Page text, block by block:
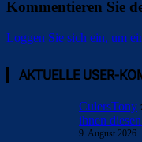
Kommentieren Sie
Loggen Sie sich ein, um